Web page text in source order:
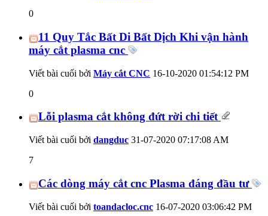
0
11 Quy Tắc Bất Di Bất Dịch Khi vận hành
máy cắt plasma cnc
Viết bài cuối bởi Máy cắt CNC 16-10-2020 01:54:12 PM
0
Lỗi plasma cắt không đứt rời chi tiết
Viết bài cuối bởi dangduc 31-07-2020 07:17:08 AM
7
Các dòng máy cắt cnc Plasma đáng đầu tư
Viết bài cuối bởi toandacloc.cnc 16-07-2020 03:06:42 PM